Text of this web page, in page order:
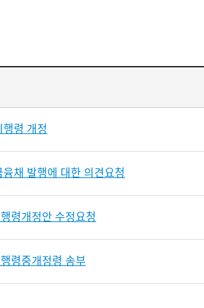
령 개정
채 발행에 대한 의견요청
령개정안 수정요청
령중개정령 송부